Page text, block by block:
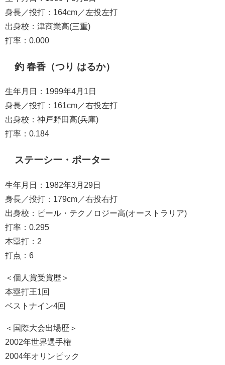
身長／投打：164cm／左投左打
出身校：津商業高(三重)
打率：0.000
釣 春香（つり はるか）
生年月日：1999年4月1日
身長／投打：161cm／右投左打
出身校：神戸野田高(兵庫)
打率：0.184
ステーシー・ポーター
生年月日：1982年3月29日
身長／投打：179cm／右投右打
出身校：ピール・テクノロジー高(オーストラリア)
打率：0.295
本塁打：2
打点：6
＜個人賞受賞歴＞
本塁打王1回
ベストナイン4回
＜国際大会出場歴＞
2002年世界選手権
2004年オリンピック